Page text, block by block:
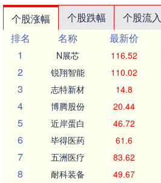
个股涨幅 个股跌幅 个股流入
排名
名称 最新价
1
N展芯 116.52
2 锐翔智能 110.02
3 志特新材 14.8
4 博腾股份 20.44
5 近岸蛋白 46.72
6 毕得医药 61.6
7 五洲医疗 83.62
8 耐科装备 49.67